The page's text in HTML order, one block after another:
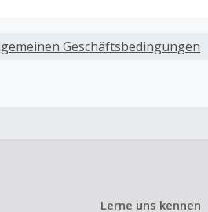
die nicht ausdrücklich auf
Geschäftsbedingungen
Lerne uns kennen